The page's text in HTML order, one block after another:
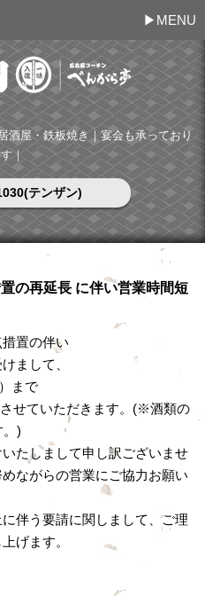
MENU
酒屋・鉄板焼き｜宴会も承っており
｜
テンザン)
の再延長 に伴い営業時間短
置の伴い
まして、
まで
せていただきます。(※酒類の
。)
たしまして申し訳ございませ
ながらの営業にご協力お願い
伴う要請に関しまして、ご理
げます。